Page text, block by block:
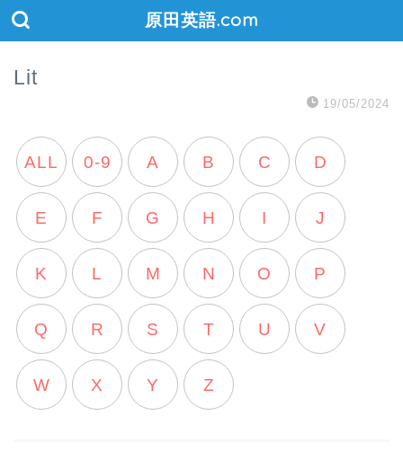
原田英語.com
Lit
19/05/2024
ALL 0-9 A B C D
E F G H I J
K L M N O P
Q R S T U V
W X Y Z